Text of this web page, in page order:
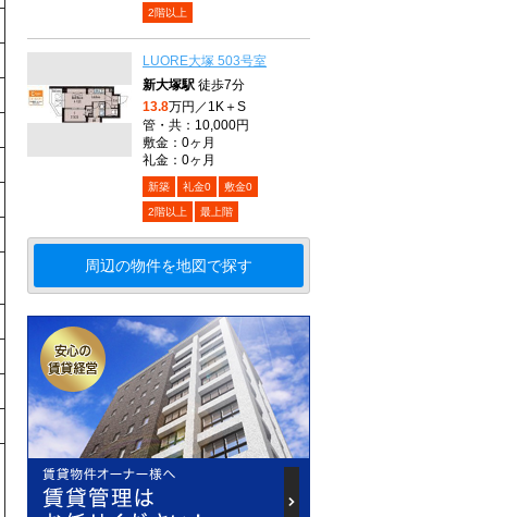
2階以上
LUORE大塚 503号室
新大塚駅 徒歩7分
13.8万円／1K＋S
管・共：10,000円
敷金：0ヶ月
礼金：0ヶ月
新築 礼金0 敷金0
2階以上 最上階
周辺の物件を地図で探す